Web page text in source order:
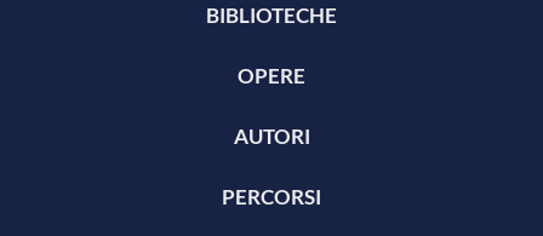
BIBLIOTECHE
OPERE
AUTORI
PERCORSI